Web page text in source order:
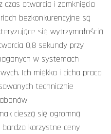
czas otwarcia i zamknięcia
bezkonkurencyjne są
się wytrzymałością
0,8 sekundy przy
w systemach
Ich miękka i cicha praca
technicznie
cieszą się ogromną
korzystne ceny